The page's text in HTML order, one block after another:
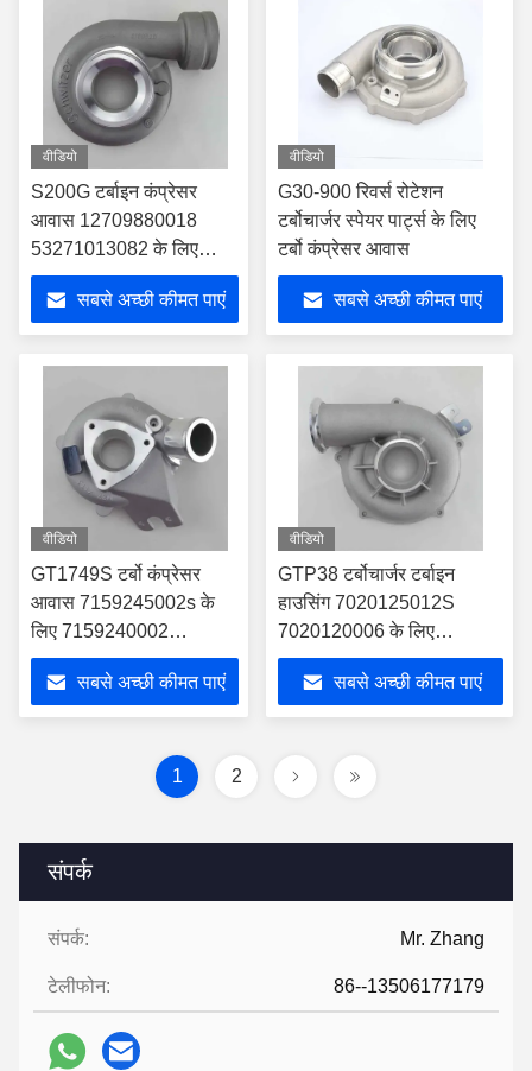
संपर्क
संपर्क: Mr. Zhang
टेलीफोन: 86--13506177179
वीडियो
S200G टर्बाइन कंप्रेसर
आवास 12709880018
53271013082 के लिए
04294676 3801295 टर्बो
सबसे अच्छी कीमत पाएं
वीडियो
G30-900 रिवर्स रोटेशन
टर्बोचार्जर स्पेयर पार्ट्स के लिए
टर्बो कंप्रेसर आवास
सबसे अच्छी कीमत पाएं
वीडियो
GT1749S टर्बो कंप्रेसर
आवास 7159245002s के
लिए 7159240002
2820042700 टर्बो
सबसे अच्छी कीमत पाएं
वीडियो
GTP38 टर्बोचार्जर टर्बाइन
हाउसिंग 7020125012S
7020120006 के लिए
7020120010 1831383C92
सबसे अच्छी कीमत पाएं
1 2